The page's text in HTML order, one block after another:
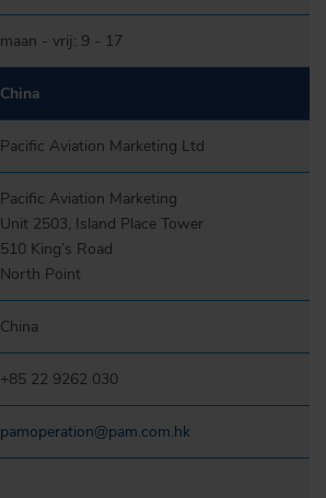
maan - vrij: 9 - 17
China
Pacific Aviation Marketing Ltd
Pacific Aviation Marketing
Unit 2503, Island Place Tower
510 King’s Road
North Point
China
+85 22 9262 030
pamoperation@pam.com.hk